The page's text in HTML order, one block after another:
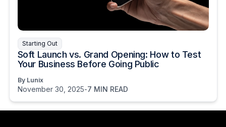
Starting Out
Soft Launch vs. Grand Opening: How to Test
Your Business Before Going Public
By Lunix
November 30, 2025-7 MIN READ